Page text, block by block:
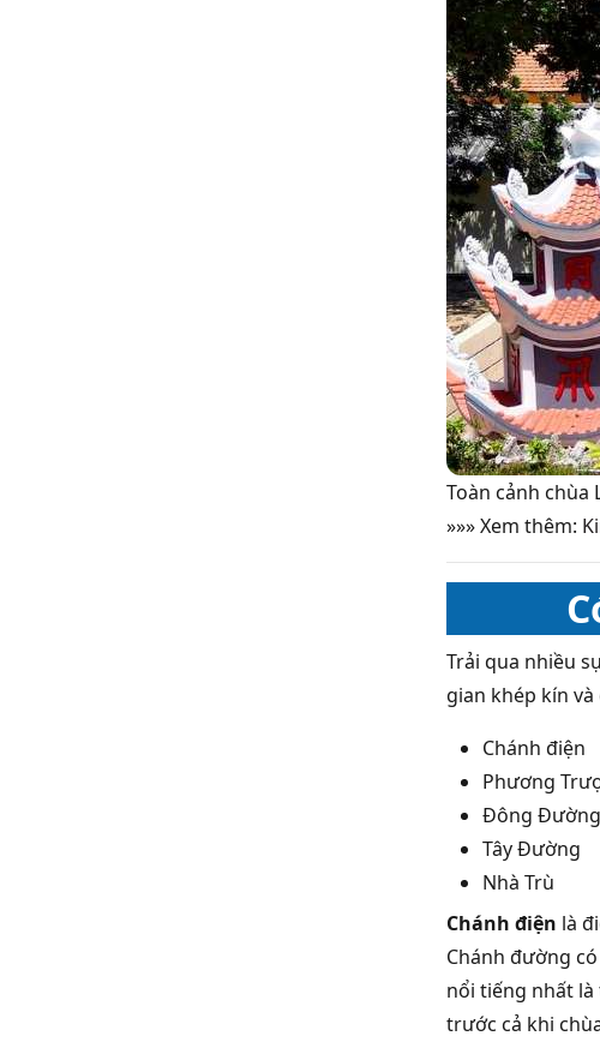
Toàn cảnh chùa
»»» Xem thêm:
Trải qua nhiều
gian khép kín
Chánh điện
Phương
Đông Đường
Tây Đường
Nhà Trù
Chánh điện là
Chánh đường
nổi tiếng nhất
trước cả khi